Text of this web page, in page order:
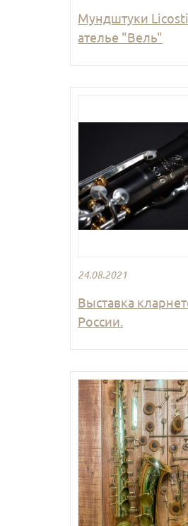
Мундштуки
ателье "Вель"
24.08.2021
Выставка
России.